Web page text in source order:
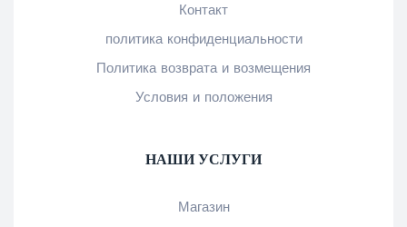
Контакт
политика конфиденциальности
Политика возврата и возмещения
Условия и положения
НАШИ УСЛУГИ
Магазин